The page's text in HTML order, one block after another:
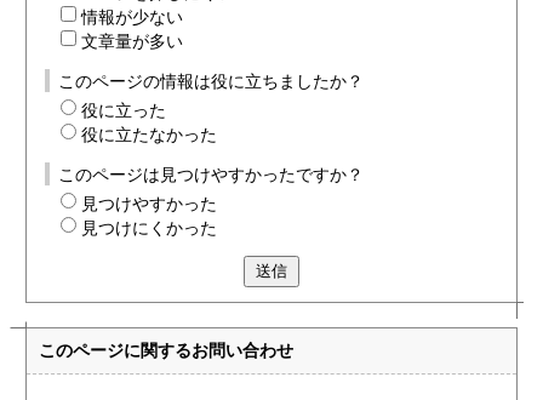
情報が少ない
文章量が多い
このページの情報は役に立ちましたか？
役に立った
役に立たなかった
このページは見つけやすかったですか？
見つけやすかった
見つけにくかった
送信
このページに関するお問い合わせ